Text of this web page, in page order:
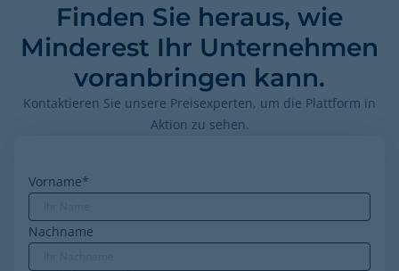
Finden Sie heraus, wie
Minderest Ihr Unternehmen
voranbringen kann.
Kontaktieren Sie unsere Preisexperten, um die Plattform in
Aktion zu sehen.
Vorname*
Nachname